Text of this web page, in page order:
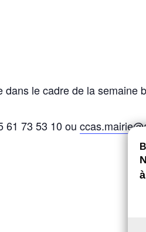
le cadre de la semaine
61 73 53 10 ou